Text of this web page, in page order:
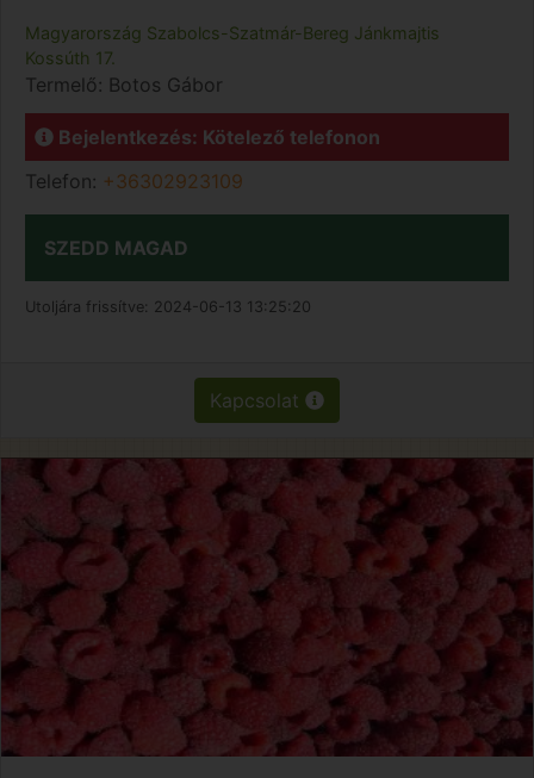
Magyarország Szabolcs-Szatmár-Bereg Jánkmajtis
Kossúth 17.
Termelő: Botos Gábor
Bejelentkezés: Kötelező telefonon
Telefon: +36302923109
SZEDD MAGAD
Utoljára frissítve: 2024-06-13 13:25:20
Kapcsolat